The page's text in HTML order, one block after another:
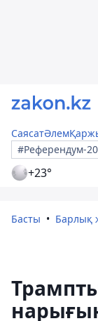
СаясатӘлем
#Референдум-
+23°
Басты Барлық